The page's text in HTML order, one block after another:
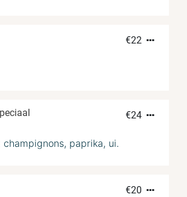
€22
€24
paprika, ui.
€20